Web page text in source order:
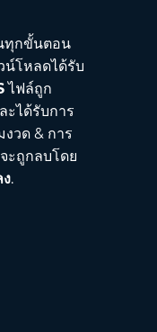
ทุกขั้นตอน
น์โหลดได้รับ
ไฟล์ถูก
ะได้รับการ
วด & การ
ะถูกลบโดย
.